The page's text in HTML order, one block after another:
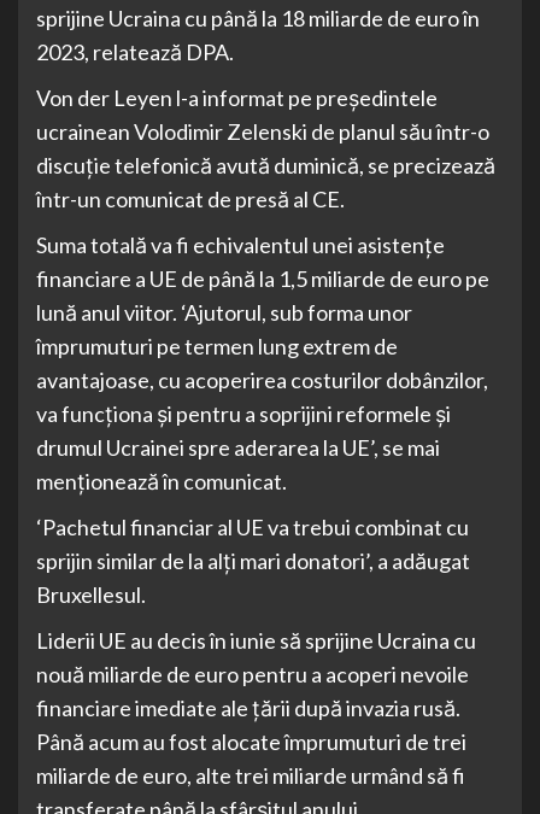
sprijine Ucraina cu până la 18 miliarde de euro în
2023, relatează DPA.
Von der Leyen l-a informat pe preşedintele
ucrainean Volodimir Zelenski de planul său într-o
discuţie telefonică avută duminică, se precizează
într-un comunicat de presă al CE.
Suma totală va fi echivalentul unei asistenţe
financiare a UE de până la 1,5 miliarde de euro pe
lună anul viitor. ‘Ajutorul, sub forma unor
împrumuturi pe termen lung extrem de
avantajoase, cu acoperirea costurilor dobânzilor,
va funcţiona şi pentru a soprijini reformele şi
drumul Ucrainei spre aderarea la UE’, se mai
menţionează în comunicat.
‘Pachetul financiar al UE va trebui combinat cu
sprijin similar de la alţi mari donatori’, a adăugat
Bruxellesul.
Liderii UE au decis în iunie să sprijine Ucraina cu
nouă miliarde de euro pentru a acoperi nevoile
financiare imediate ale ţării după invazia rusă.
Până acum au fost alocate împrumuturi de trei
miliarde de euro, alte trei miliarde urmând să fi